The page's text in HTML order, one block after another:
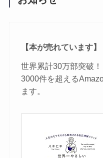
【本が売れています】
世界累計30万部突破！
3000件を超える
ます。